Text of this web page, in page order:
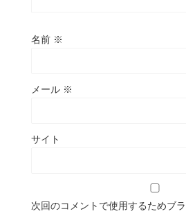
名前 ※
メール ※
サイト
次回のコメントで使用するためブ